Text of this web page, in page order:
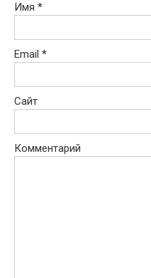
Имя *
Email *
Сайт
Комментарий